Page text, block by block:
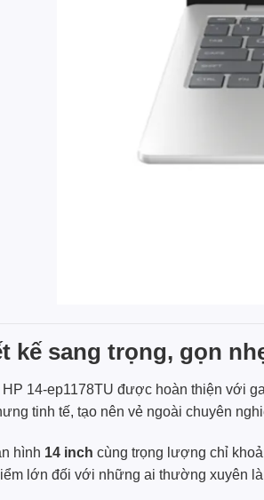
kế sang trọng, gọn
HP 14-ep1178TU được hoàn thiện với
tinh tế, tạo nên vẻ ngoài chuyên
hình 14 inch cùng trọng lượng chỉ
lớn đối với những ai thường xuyên